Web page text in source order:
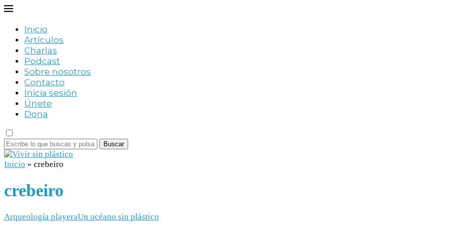
Inicio
Artículos
Charlas
Podcast
Sobre nosotros
Contacto
Inicia sesión
Únete
Dona
Buscar
Inicio » crebeiro
crebeiro
Arqueología playeraUn océano sin plástico